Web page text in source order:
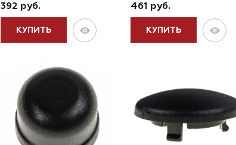
392 руб.
КУПИТЬ
461 руб.
КУПИТЬ